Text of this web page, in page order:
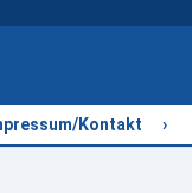
Kontakt ›